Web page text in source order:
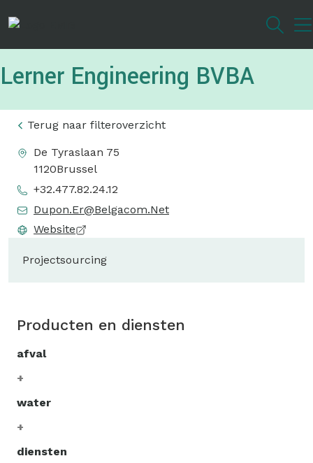
inhoud
Lerner Engineering BVBA
Terug naar filteroverzicht
De Tyraslaan 75
1120Brussel
+32.477.82.24.12
Dupon.Er@Belgacom.Net
Website
Projectsourcing
Producten en diensten
afval
water
diensten